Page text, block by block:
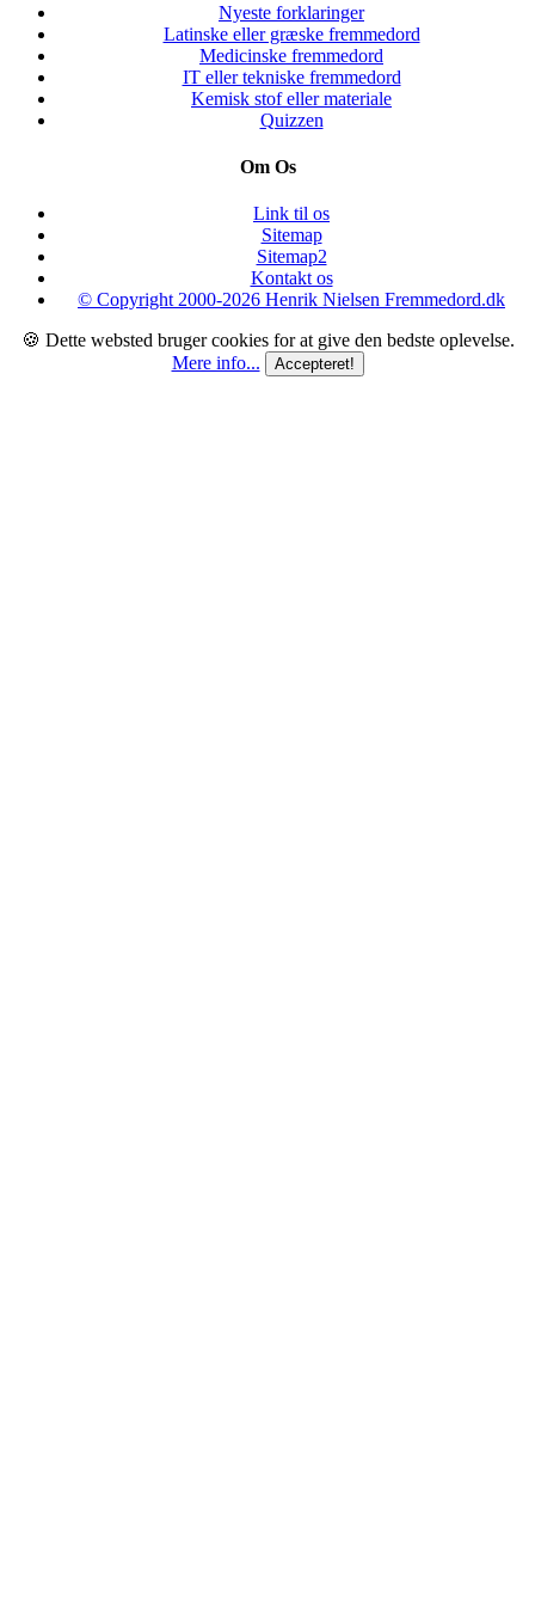
Nyeste forklaringer
Latinske eller græske fremmedord
Medicinske fremmedord
IT eller tekniske fremmedord
Kemisk stof eller materiale
Quizzen
Om Os
Link til os
Sitemap
Sitemap2
Kontakt os
© Copyright 2000-2026 Henrik Nielsen Fremmedord.dk
🍪 Dette websted bruger cookies for at give den bedste oplevelse.
Mere info...
Accepteret!